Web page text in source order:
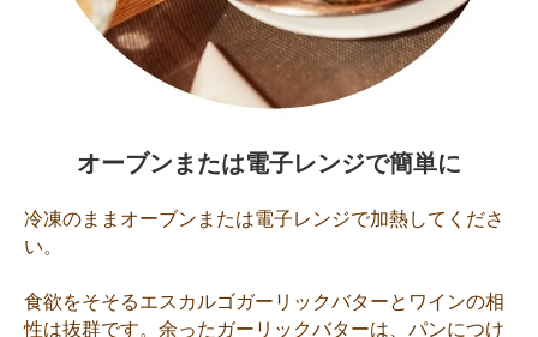
オーブンまたは電子レンジで簡単に
冷凍のままオーブンまたは電子レンジで加熱してくださ
い。
食欲をそそるエスカルゴガーリックバターとワインの相
性は抜群です。余ったガーリックバターは、パンにつけ